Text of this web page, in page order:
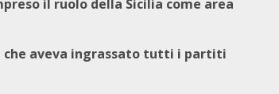
il ruolo della Sicilia come area
che aveva ingrassato tutti i partiti